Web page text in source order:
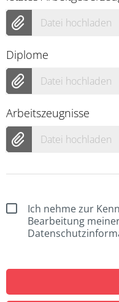
Datei hochladen
Diplome
Datei hochladen
Arbeitszeugnisse
Datei hochladen
Ich nehme zur
Bearbeitung